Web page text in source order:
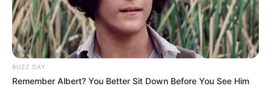
Youtube:권은비 – KWON EUN BI
vLive:KWON EUN BI
FaktaMenarik
BUZZ DAY
Remember Albert? You Better Sit Down Before You See Him